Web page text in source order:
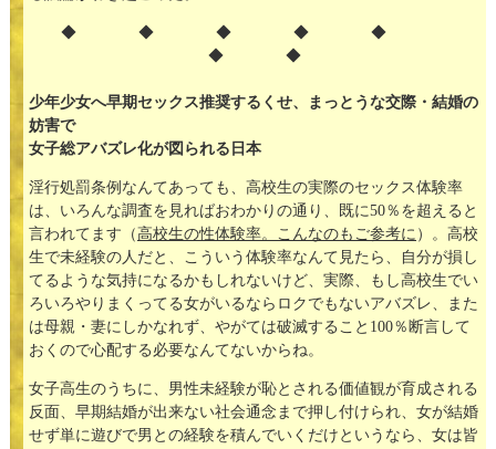
◆ ◆ ◆ ◆ ◆
◆ ◆
少年少女へ早期セックス推奨するくせ、まっとうな交際・結婚の
妨害で
女子総アバズレ化が図られる日本
淫行処罰条例なんてあっても、高校生の実際のセックス体験率
は、いろんな調査を見ればおわかりの通り、既に50％を超えると
言われてます（高校生の性体験率。こんなのもご参考に ）。高校
生で未経験の人だと、こういう体験率なんて見たら、自分が損し
てるような気持になるかもしれないけど、実際、もし高校生でい
ろいろやりまくってる女がいるならロクでもないアバズレ、また
は母親・妻にしかなれず、やがては破滅すること100％断言して
おくので心配する必要なんてないからね。
女子高生のうちに、男性未経験が恥とされる価値観が育成される
反面、早期結婚が出来ない社会通念まで押し付けられ、女が結婚
せず単に遊びで男との経験を積んでいくだけというなら、女は皆